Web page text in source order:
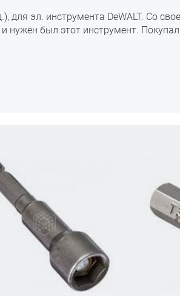
эл. инструмента DeWALT. Со
нужен был этот инструмент.